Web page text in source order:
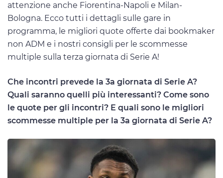
attenzione anche Fiorentina-Napoli e Milan-
Bologna. Ecco tutti i dettagli sulle gare in
programma, le migliori quote offerte dai bookmaker
non ADM e i nostri consigli per le scommesse
multiple sulla terza giornata di Serie A!
Che incontri prevede la 3a giornata di Serie A?
Quali saranno quelli più interessanti? Come sono
le quote per gli incontri? E quali sono le migliori
scommesse multiple per la 3a giornata di Serie A?